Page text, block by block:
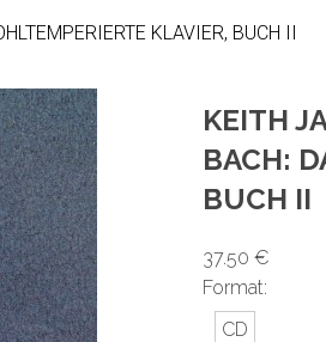
KLAVIER, BUCH II
KEITH
BACH:
BUCH II
37.50 €
Format:
CD